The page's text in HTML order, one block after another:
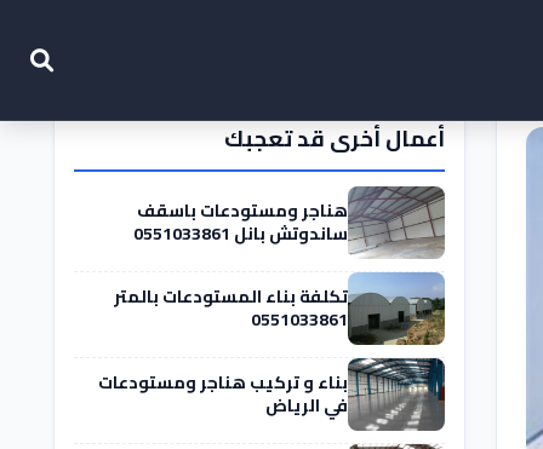
أعمال أخرى قد تعجبك
هناجر ومستودعات باسقف
ساندوتش بانل 0551033861
تكلفة بناء المستودعات بالمتر
0551033861
بناء و تركيب هناجر ومستودعات
في الرياض